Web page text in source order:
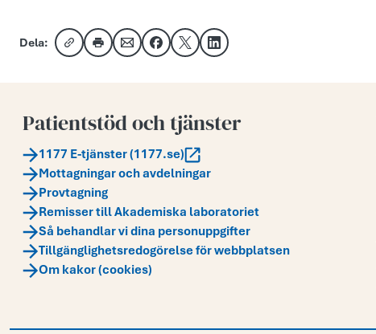
Dela:
Kopiera länk
Skriv utDela via e-post
Dela på Facebook
Dela på XDela på LinkedIn
Patientstöd och tjänster
1177 E-tjänster (1177.se)
Mottagningar och avdelningar
Provtagning
Remisser till Akademiska laboratoriet
Så behandlar vi dina personuppgifter
Tillgänglighetsredogörelse för webbplatsen
Om kakor (cookies)